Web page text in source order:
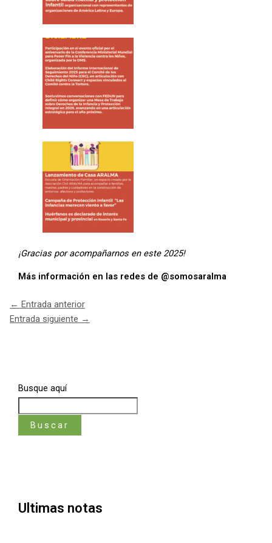
¡Gracias por acompañarnos en este 2025!
Más información en las redes de @somosaralma
← Entrada anterior
Entrada siguiente →
Busque aquí
Buscar
Ultimas notas